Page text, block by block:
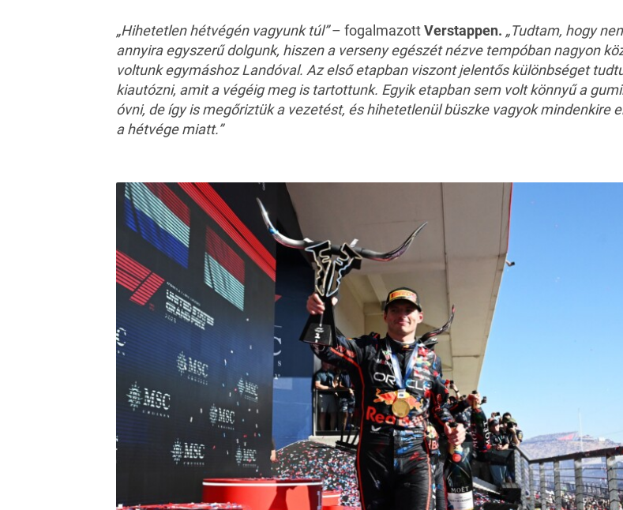
„Hihetetlen hétvégén vagyunk túl”– fogalmazottVerstappen. „Tudtam, hogy
annyira egyszerű dolgunk, hiszen a verseny egészét nézve tempóban nagyon
voltunk egymáshoz Landóval. Az első etapban viszont jelentős különbséget
kiautózni, amit a végéig meg is tartottunk. Egyik etapban sem volt könnyű a
óvni, de így is megőriztük a vezetést, és hihetetlenül büszke vagyok mindenkire
a hétvége miatt.”